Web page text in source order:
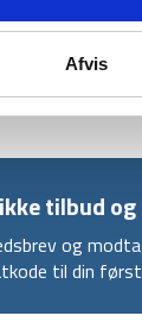
Afvis
tilbud
og
til din